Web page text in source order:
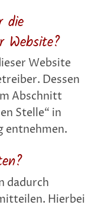
die
Website?
Website
Dessen
Abschnitt
Stelle“ in
entnehmen.
dadurch
Hierbei